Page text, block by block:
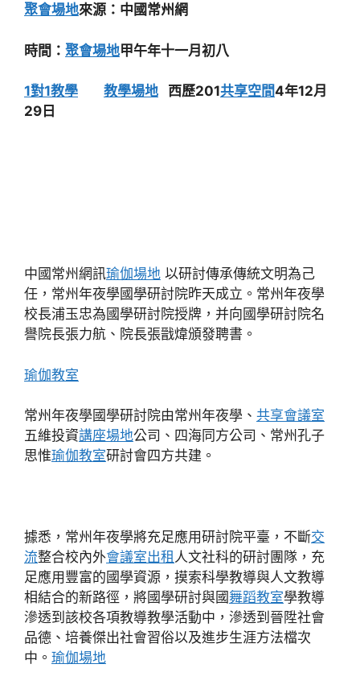
聚會場地來源：中國常州網
時間： 聚會場地甲午年十一月初八
1對1教學 教學場地 西歷201共享空間4年12月
29日
中國常州網訊瑜伽場地 以研討傳承傳統文明為己
任，常州年夜學國學研討院昨天成立。常州年夜學
校長浦玉忠為國學研討院授牌，并向國學研討院名
譽院長張力航、院長張戩煒頒發聘書。
瑜伽教室
常州年夜學國學研討院由常州年夜學、 共享會議室
五維投資講座場地公司、四海同方公司、常州孔子
思惟瑜伽教室研討會四方共建。
據悉，常州年夜學將充足應用研討院平臺，不斷交
流整合校內外會議室出租 人文社科的研討團隊，充
足應用豐富的國學資源，摸索科學教導與人文教導
相結合的新路徑，將國學研討與國舞蹈教室學教導
滲透到該校各項教導教學活動中，滲透到晉陞社會
品德、培養傑出社會習俗以及進步生涯方法檔次
中。 瑜伽場地